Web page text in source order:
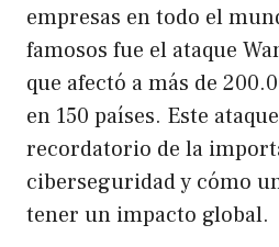
empresas en todo el
famosos fue el ataque
que afectó a más de
en 150 países. Este
recordatorio de la
ciberseguridad y cómo
tener un impacto global.